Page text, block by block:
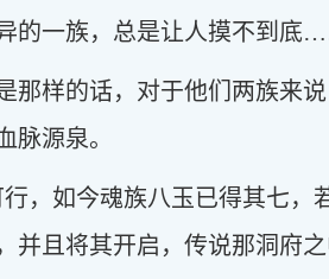
的一族，总是让人摸不到底
那样的话，对于他们两族来
脉源泉。
，如今魂族八玉已得其七
并且将其开启，传说那洞府